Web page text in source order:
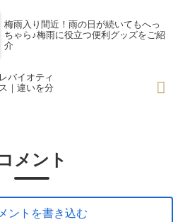
画を5つご紹介しま
梅雨入り間近！雨の日が続いてもへっ
ちゃら♪梅雨に役立つ便利グッズをご紹
介
バイオティ
｜違いを分
メント
ントを書き込む